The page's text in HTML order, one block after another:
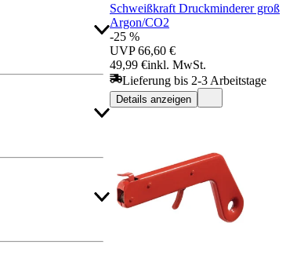
Bis
Bis
Schweißkraft Druckminderer groß
Argon/CO2
-25 %
UVP 66,60 €
49,99 €inkl. MwSt.
Lieferung bis 2-3 Arbeitstage
Details anzeigen